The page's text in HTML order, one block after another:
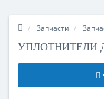
Запчасти
УПЛОТНИТЕЛИ